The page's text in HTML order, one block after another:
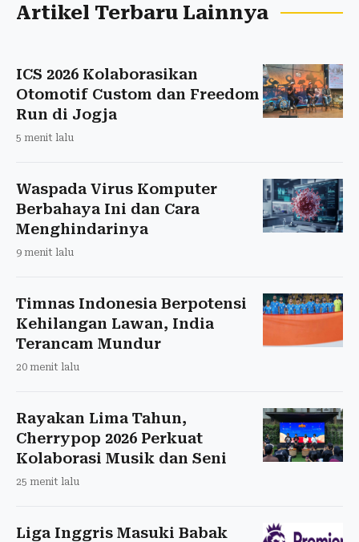
Artikel Terbaru Lainnya
ICS 2026 Kolaborasikan
Otomotif Custom dan Freedom
Run di Jogja
5 menit lalu
Waspada Virus Komputer
Berbahaya Ini dan Cara
Menghindarinya
9 menit lalu
Timnas Indonesia Berpotensi
Kehilangan Lawan, India
Terancam Mundur
20 menit lalu
Rayakan Lima Tahun,
Cherrypop 2026 Perkuat
Kolaborasi Musik dan Seni
25 menit lalu
Liga Inggris Masuki Babak